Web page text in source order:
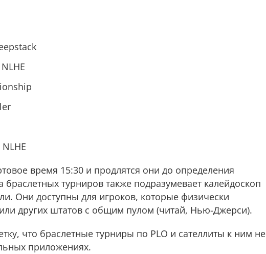
время 15:30 и продлятся они до определения
турниров также подразумевает калейдоскоп
Они доступны для игроков, которые физически
других штатов с общим пулом (читай, Нью-Джерси).
что браслетные турниры по PLO и сателлиты к ним не
приложениях.